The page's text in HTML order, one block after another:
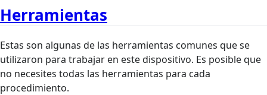
Herramientas
Estas son algunas de las herramientas comunes que se
utilizaron para trabajar en este dispositivo. Es posible que
no necesites todas las herramientas para cada
procedimiento.